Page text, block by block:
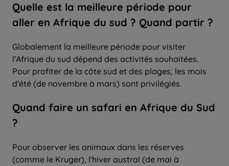
Quelle est la meilleure période pour
aller en Afrique du sud ? Quand partir ?
Globalement la meilleure période pour visiter
l'Afrique du sud dépend des activités souhaitées.
Pour profiter de la côte sud et des plages, les mois
d'été (de novembre à mars) sont privilégiés.
Quand faire un safari en Afrique du Sud
?
Pour observer les animaux dans les réserves
(comme le Kruger), l'hiver austral (de mai à